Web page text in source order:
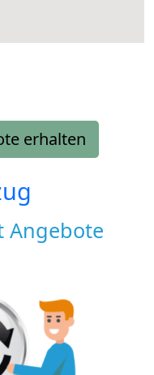
erhalten
Angebote